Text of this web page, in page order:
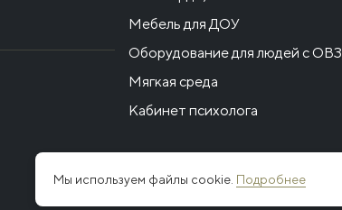
Мебель для ДОУ
Оборудование для людей с ОВЗ
Мягкая среда
Кабинет психолога
Мы используем файлы cookie. Подробнее